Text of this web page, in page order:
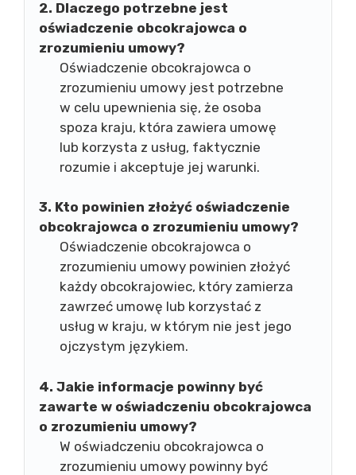
2. Dlaczego potrzebne jest
oświadczenie obcokrajowca o
zrozumieniu umowy?
Oświadczenie obcokrajowca o
zrozumieniu umowy jest potrzebne
w celu upewnienia się, że osoba
spoza kraju, która zawiera umowę
lub korzysta z usług, faktycznie
rozumie i akceptuje jej warunki.
3. Kto powinien złożyć oświadczenie
obcokrajowca o zrozumieniu umowy?
Oświadczenie obcokrajowca o
zrozumieniu umowy powinien złożyć
każdy obcokrajowiec, który zamierza
zawrzeć umowę lub korzystać z
usług w kraju, w którym nie jest jego
ojczystym językiem.
4. Jakie informacje powinny być
zawarte w oświadczeniu obcokrajowca
o zrozumieniu umowy?
W oświadczeniu obcokrajowca o
zrozumieniu umowy powinny być